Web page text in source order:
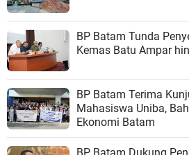
BP Batam Tunda
Kemas Batu Ampar
BP Batam Terima
Mahasiswa Uniba,
Ekonomi Batam